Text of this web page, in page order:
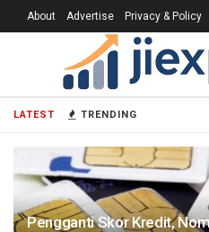
LATEST TRENDING
Pengganti Skor Kredit,
About Advertise Privacy & Policy